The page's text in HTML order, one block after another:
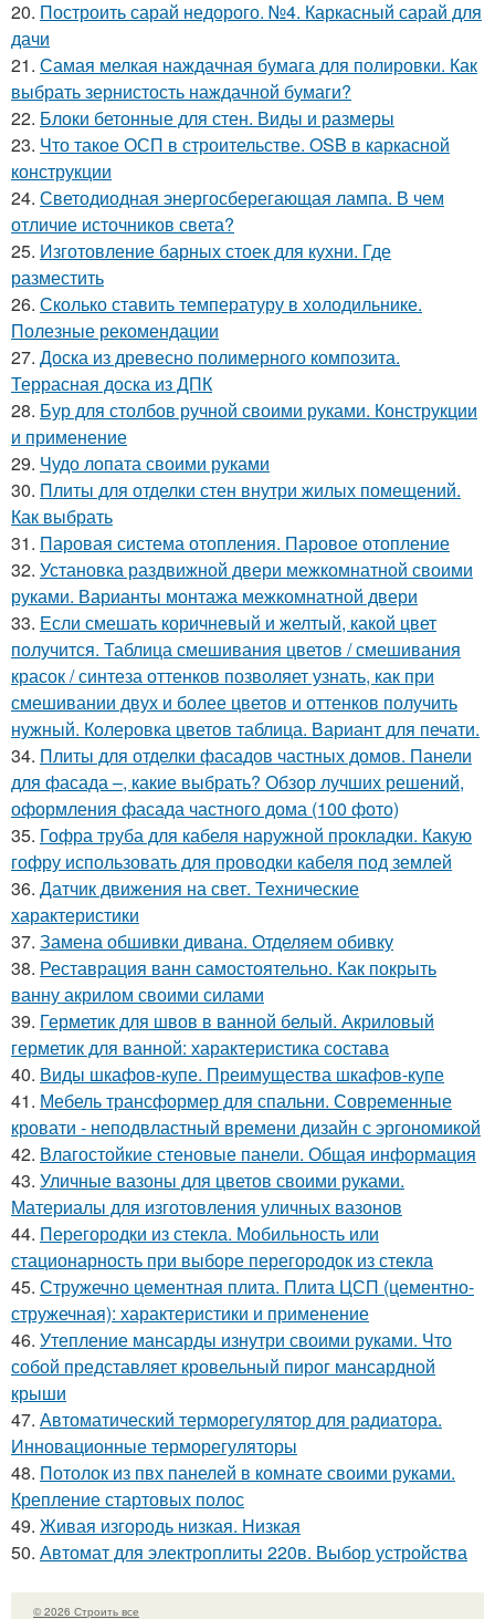
20. Построить сарай недорого. №4. Каркасный сарай для
дачи
21. Самая мелкая наждачная бумага для полировки. Как
выбрать зернистость наждачной бумаги?
22. Блоки бетонные для стен. Виды и размеры
23. Что такое ОСП в строительстве. OSB в каркасной
конструкции
24. Светодиодная энергосберегающая лампа. В чем
отличие источников света?
25. Изготовление барных стоек для кухни. Где
разместить
26. Сколько ставить температуру в холодильнике.
Полезные рекомендации
27. Доска из древесно полимерного композита.
Террасная доска из ДПК
28. Бур для столбов ручной своими руками. Конструкции
и применение
29. Чудо лопата своими руками
30. Плиты для отделки стен внутри жилых помещений.
Как выбрать
31. Паровая система отопления. Паровое отопление
32. Установка раздвижной двери межкомнатной своими
руками. Варианты монтажа межкомнатной двери
33. Если смешать коричневый и желтый, какой цвет
получится. Таблица смешивания цветов / смешивания
красок / синтеза оттенков позволяет узнать, как при
смешивании двух и более цветов и оттенков получить
нужный. Колеровка цветов таблица. Вариант для печати.
34. Плиты для отделки фасадов частных домов. Панели
для фасада –, какие выбрать? Обзор лучших решений,
оформления фасада частного дома (100 фото)
35. Гофра труба для кабеля наружной прокладки. Какую
гофру использовать для проводки кабеля под землей
36. Датчик движения на свет. Технические
характеристики
37. Замена обшивки дивана. Отделяем обивку
38. Реставрация ванн самостоятельно. Как покрыть
ванну акрилом своими силами
39. Герметик для швов в ванной белый. Акриловый
герметик для ванной: характеристика состава
40. Виды шкафов-купе. Преимущества шкафов-купе
41. Мебель трансформер для спальни. Современные
кровати - неподвластный времени дизайн с эргономикой
42. Влагостойкие стеновые панели. Общая информация
43. Уличные вазоны для цветов своими руками.
Материалы для изготовления уличных вазонов
44. Перегородки из стекла. Мобильность или
стационарность при выборе перегородок из стекла
45. Стружечно цементная плита. Плита ЦСП (цементно-
стружечная): характеристики и применение
46. Утепление мансарды изнутри своими руками. Что
собой представляет кровельный пирог мансардной
крыши
47. Автоматический терморегулятор для радиатора.
Инновационные терморегуляторы
48. Потолок из пвх панелей в комнате своими руками.
Крепление стартовых полос
49. Живая изгородь низкая. Низкая
50. Автомат для электроплиты 220в. Выбор устройства
© 2026 Строить все